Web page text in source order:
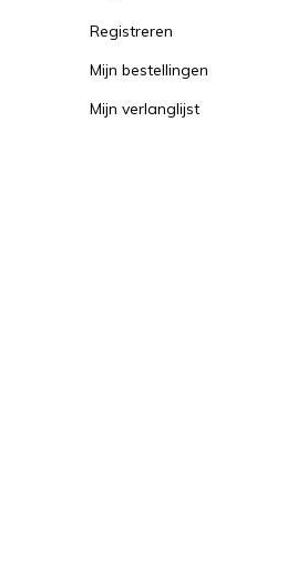
Registreren
Mijn bestellingen
Mijn verlanglijst